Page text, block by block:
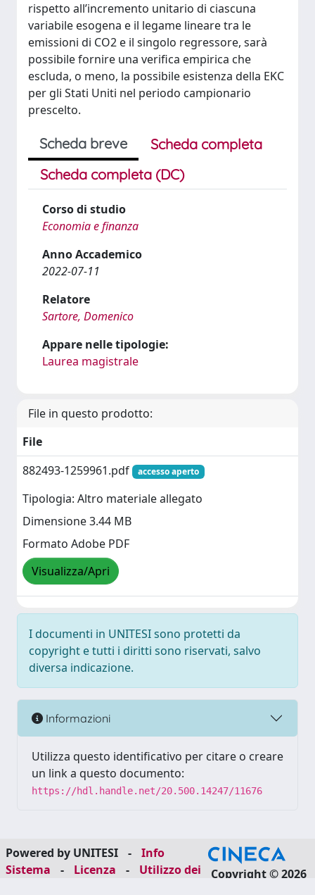
rispetto all’incremento unitario di ciascuna
variabile esogena e il legame lineare tra le
emissioni di CO2 e il singolo regressore, sarà
possibile fornire una verifica empirica che
escluda, o meno, la possibile esistenza della EKC
per gli Stati Uniti nel periodo campionario
prescelto.
Scheda breve
Scheda completa
Scheda completa (DC)
Corso di studio
Economia e finanza
Anno Accademico
2022-07-11
Relatore
Sartore, Domenico
Appare nelle tipologie:
Laurea magistrale
File in questo prodotto:
File
882493-1259961.pdf
accesso aperto
Tipologia: Altro materiale allegato
Dimensione 3.44 MB
Formato Adobe PDF
Visualizza/Apri
I documenti in UNITESI sono protetti da
copyright e tutti i diritti sono riservati, salvo
diversa indicazione.
Informazioni
Utilizza questo identificativo per citare o creare
un link a questo documento:
https://hdl.handle.net/20.500.14247/11676
Powered by UNITESI -
Info
Sistema
- Licenza -
Utilizzo dei
Copyright © 2026